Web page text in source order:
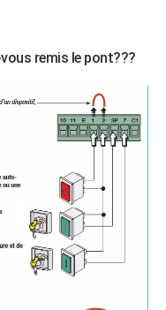
remis le pont???